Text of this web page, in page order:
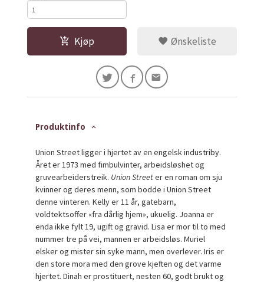
Kjøp Ønskeliste
Produktinfo
Union Street ligger i hjertet av en engelsk industriby.
Året er 1973 med fimbulvinter, arbeidsløshet og
gruvearbeiderstreik. Union Streeter en roman om sju
kvinner og deres menn, som bodde i Union Street
denne vinteren. Kelly er 11 år, gatebarn,
voldtektsoffer «fra dårlig hjem», ukuelig. Joanna er
enda ikke fylt 19, ugift og gravid. Lisa er mor til to med
nummer tre på vei, mannen er arbeidsløs. Muriel
elsker og mister sin syke mann, men overlever. Iris er
den store mora med den grove kjeften og det varme
hjertet. Dinah er prostituert, nesten 60, godt brukt og